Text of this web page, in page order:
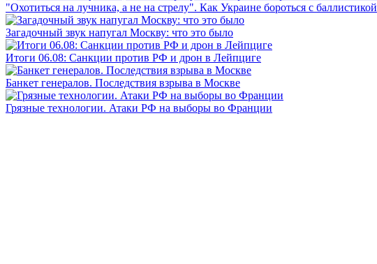
"Охотиться на лучника, а не на стрелу". Как Украине бороться с баллистикой
Загадочный звук напугал Москву: что это было
Итоги 06.08: Санкции против РФ и дрон в Лейпциге
Банкет генералов. Последствия взрыва в Москве
Грязные технологии. Атаки РФ на выборы во Франции